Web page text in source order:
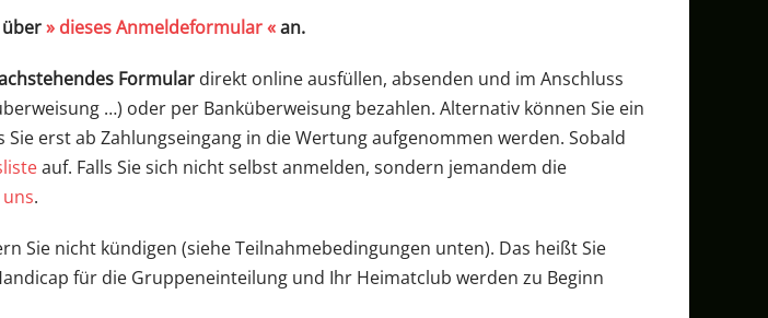
» dieses Anmeldeformular «an.
Formular direkt online ausfüllen, absenden und im Anschluss
…) oder per Banküberweisung bezahlen. Alternativ können Sie ein
Sie erst ab Zahlungseingang in die Wertung aufgenommen werden. Sobald
auf. Falls Sie sich nicht selbst anmelden, sondern jemandem die
.
Sie nicht kündigen (siehe Teilnahmebedingungen unten). Das heißt Sie
für die Gruppeneinteilung und Ihr Heimatclub werden zu Beginn